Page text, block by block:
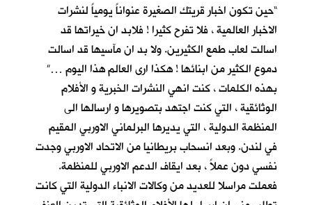
“حين تكون اخبار قريتك الصغيرة عنواناً يومياً لنشرات
الاخبار العالمية ، فلا تفرح كثيرا ! فلابد ان خيراتها قد
اسالت لعاب طمع الكثيرين. ولا بد ان مآسيها قد اسالت
دموع الكثير من ابنائها ! هكذا ارى العالم هذا اليوم …”
بهذه الكلمات ، كنت انهي النشرات الخبرية و الأفلام
الوثائقية ، التي كنت اجتهد بتصويرها و ارسالها الى
المنظمة الدولية ، التي يديرها البرلماني الاوربي المقيم
في لندن. وبعد انسحاب بريطانيا من الاتحاد الاوربي وجدت
نفسي دون عملاً ، بعد ايقاف الدعم الاوربي للمنظمة.
فعملت مراسلا للعديد من وكالات الانباء الدولية التي كانت